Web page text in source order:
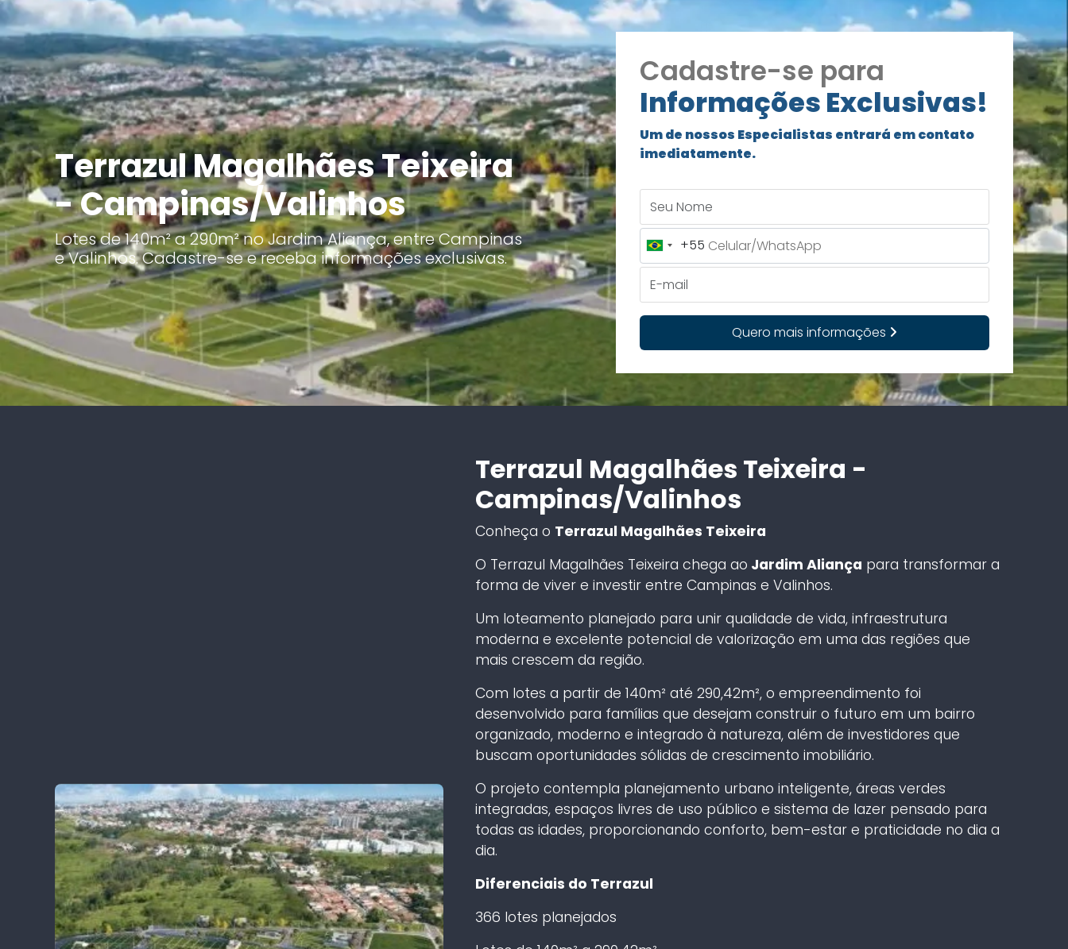
Terrazul Magalhães Teixeira
- Campinas/Valinhos
Lotes de 140m² a 290m² no Jardim Aliança, entre Campinas
e Valinhos. Cadastre-se e receba informações exclusivas.
Cadastre-se para
Informações Exclusivas!
Um de nossos Especialistas entrará em contato
imediatamente.
Brazil
+55
+55
Quero mais informações
Terrazul Magalhães Teixeira -
Campinas/Valinhos
Conheça o Terrazul Magalhães Teixeira
O Terrazul Magalhães Teixeira chega ao Jardim Aliança para transformar a
forma de viver e investir entre Campinas e Valinhos.
Um loteamento planejado para unir qualidade de vida, infraestrutura
moderna e excelente potencial de valorização em uma das regiões que
mais crescem da região.
Com lotes a partir de 140m² até 290,42m², o empreendimento foi
desenvolvido para famílias que desejam construir o futuro em um bairro
organizado, moderno e integrado à natureza, além de investidores que
buscam oportunidades sólidas de crescimento imobiliário.
O projeto contempla planejamento urbano inteligente, áreas verdes
integradas, espaços livres de uso público e sistema de lazer pensado para
todas as idades, proporcionando conforto, bem-estar e praticidade no dia a
dia.
Diferenciais do Terrazul
366 lotes planejados